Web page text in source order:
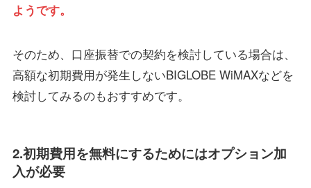
ようです。
そのため、口座振替での契約を検討している場合は、
高額な初期費用が発生しないBIGLOBE WiMAXなどを
検討してみるのもおすすめです。
2.初期費用を無料にするためにはオプション加
入が必要